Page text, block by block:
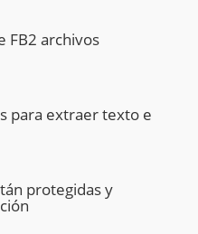
FB2 archivos
para extraer texto e
protegidas y